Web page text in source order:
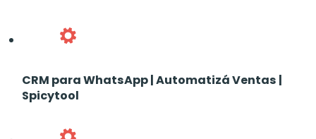
CRM para WhatsApp | Automatizá Ventas |
Spicytool